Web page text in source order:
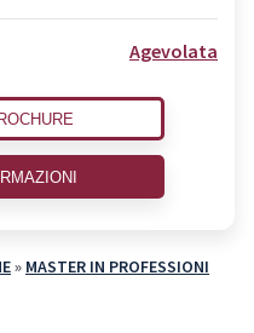
» MASTER IN PROFESSIONI
Agevolata